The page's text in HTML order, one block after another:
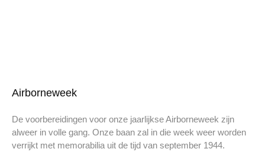
Airborneweek
De voorbereidingen voor onze jaarlijkse Airborneweek zijn
alweer in volle gang. Onze baan zal in die week weer worden
verrijkt met memorabilia uit de tijd van september 1944.